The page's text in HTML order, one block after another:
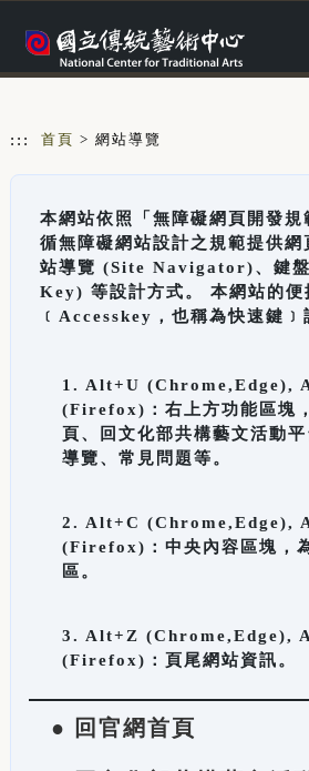
::: 首頁 > 網站導覽
本網站依照「無障礙網頁開發規
循無障礙網站設計之規範提供
站導覽 (Site Navigator)、鍵
Key) 等設計方式。 本網站的便
﹝Accesskey，也稱為快速鍵﹞
1. Alt+U (Chrome,Edge),
(Firefox)：右上方功能區塊
頁、回文化部共構藝文活動
導覽、常見問題等。
2. Alt+C (Chrome,Edge),
(Firefox)：中央內容區塊，
區。
3. Alt+Z (Chrome,Edge),
(Firefox)：頁尾網站資訊。
● 回官網首頁